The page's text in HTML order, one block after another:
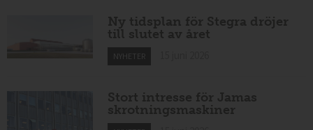
Ny tidsplan för Stegra dröjer
till slutet av året
NYHETER
Stort intresse för Jamas
skrotningsmaskiner